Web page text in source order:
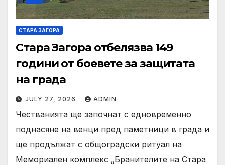
СТАРА ЗАГОРА
Стара Загора отбелязва 149
години от боевете за защитата
на града
JULY 27, 2026 ADMIN
Честванията ще започнат с едновременно
поднасяне на венци пред паметници в града и
ще продължат с общоградски ритуал на
Мемориален комплекс „Бранителите на Стара